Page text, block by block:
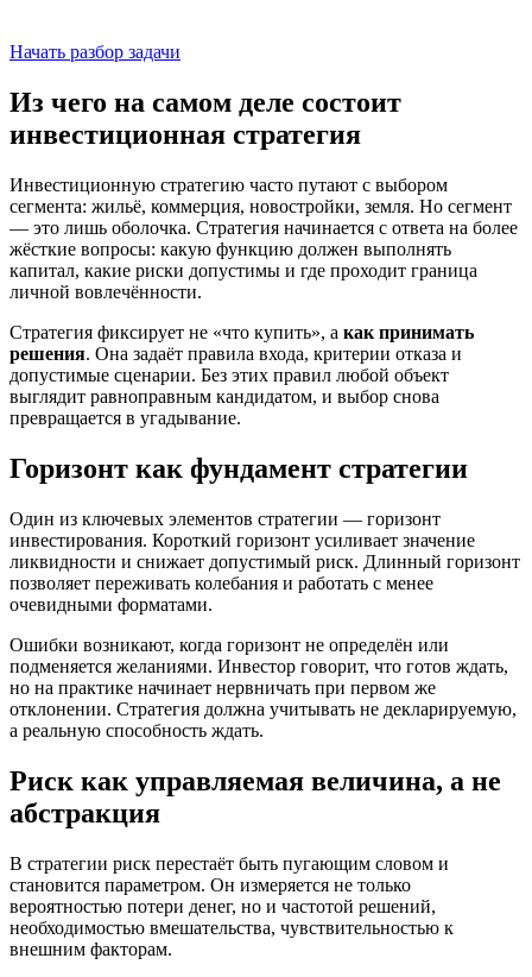
Начать разбор задачи
Из чего на самом деле состоит
инвестиционная стратегия
Инвестиционную стратегию часто путают с выбором
сегмента: жильё, коммерция, новостройки, земля. Но сегмент
— это лишь оболочка. Стратегия начинается с ответа на более
жёсткие вопросы: какую функцию должен выполнять
капитал, какие риски допустимы и где проходит граница
личной вовлечённости.
Стратегия фиксирует не «что купить», а как принимать
решения. Она задаёт правила входа, критерии отказа и
допустимые сценарии. Без этих правил любой объект
выглядит равноправным кандидатом, и выбор снова
превращается в угадывание.
Горизонт как фундамент стратегии
Один из ключевых элементов стратегии — горизонт
инвестирования. Короткий горизонт усиливает значение
ликвидности и снижает допустимый риск. Длинный горизонт
позволяет переживать колебания и работать с менее
очевидными форматами.
Ошибки возникают, когда горизонт не определён или
подменяется желаниями. Инвестор говорит, что готов ждать,
но на практике начинает нервничать при первом же
отклонении. Стратегия должна учитывать не декларируемую,
а реальную способность ждать.
Риск как управляемая величина, а не
абстракция
В стратегии риск перестаёт быть пугающим словом и
становится параметром. Он измеряется не только
вероятностью потери денег, но и частотой решений,
необходимостью вмешательства, чувствительностью к
внешним факторам.